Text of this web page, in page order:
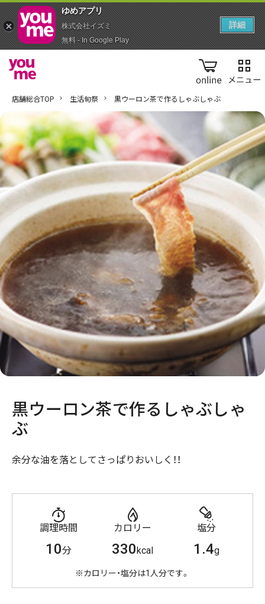
online
店舗総合TOP 生活旬祭 黒ウーロン茶で作るしゃぶしゃぶ
黒ウーロン茶で作るしゃぶしゃ
ぶ
余分な油を落としてさっぱりおいしく！！
調理時間
10分
カロリー
330kcal
塩分
1.4g
※カロリー・塩分は1人分です。
ゆめアプ‪リ‬
株式会社イズミ
無料 - In Google Play
詳細